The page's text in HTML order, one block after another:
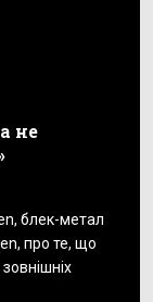
не
блек-метал
про те, що